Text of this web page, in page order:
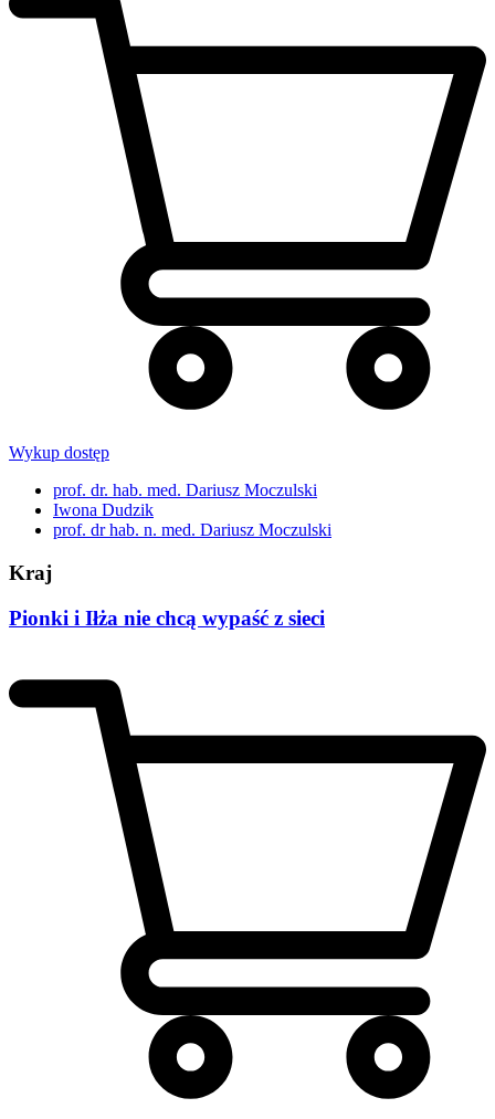
Wykup dostęp
prof. dr. hab. med. Dariusz Moczulski
Iwona Dudzik
prof. dr hab. n. med. Dariusz Moczulski
Kraj
Pionki i Iłża nie chcą wypaść z sieci